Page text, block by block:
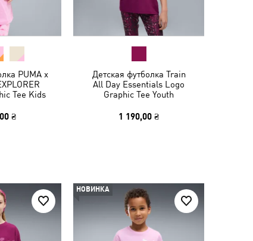
PUMA x
Tee Kids
₴
Детская футболка Train
All Day Essentials Logo
Graphic Tee Youth
1 190,00 ₴
НОВИНКА